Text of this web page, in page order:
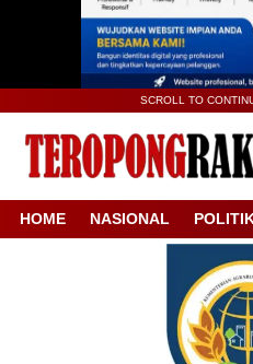
SCROLL TO
HOME NASIONAL